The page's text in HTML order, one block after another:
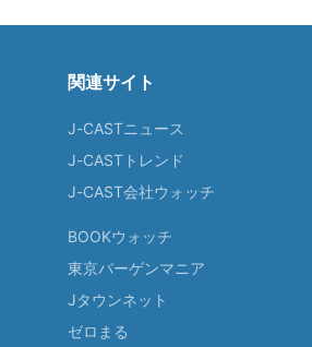
関連サイト
J-CASTニュース
J-CASTトレンド
J-CAST会社ウォッチ
BOOKウォッチ
東京バーゲンマニア
Jタウンネット
ゼロまる